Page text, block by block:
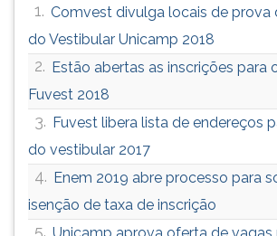
1. Comvest divulga locais de prova
do Vestibular Unicamp 2018
2. Estão abertas as inscrições para
Fuvest 2018
3. Fuvest libera lista de endereços
do vestibular 2017
4. Enem 2019 abre processo para
isenção de taxa de inscrição
5.